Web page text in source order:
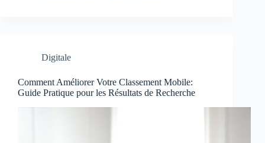
Digitale
Comment Améliorer Votre Classement Mobile:
Guide Pratique pour les Résultats de Recherche